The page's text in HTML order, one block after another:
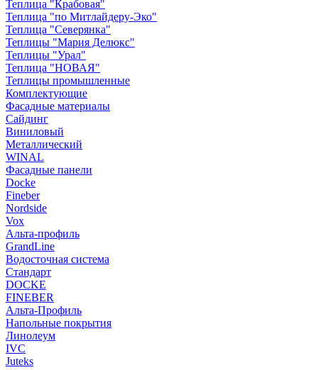
Теплица "Крабовая"
Теплица "по Митлайдеру-Эко"
Теплица "Северянка"
Теплицы "Мария Делюкс"
Теплицы "Урал"
Теплица "НОВАЯ"
Теплицы промышленные
Комплектующие
Фасадные материалы
Сайдинг
Виниловый
Металлический
WINAL
Фасадные панели
Docke
Fineber
Nordside
Vox
Альта-профиль
GrandLine
Водосточная система
Стандарт
DOCKE
FINEBER
Альта-Профиль
Напольные покрытия
Линолеум
IVC
Juteks